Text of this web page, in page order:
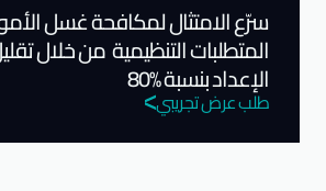
سرّع الامتثال لمكافحة غسل
المتطلبات التنظيمية من خلال
الإعداد بنسبة %80
طلب عرض تجريبي